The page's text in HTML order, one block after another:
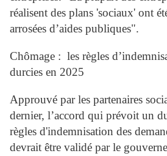
réalisent des plans 'sociaux' ont
arrosées d’aides publiques".
Chômage : les règles
durcies en 2025
Approuvé par les partenaires
dernier, l’accord qui prévoit un
règles d'indemnisation des
devrait être validé par le